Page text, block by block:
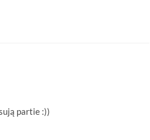
partie :))